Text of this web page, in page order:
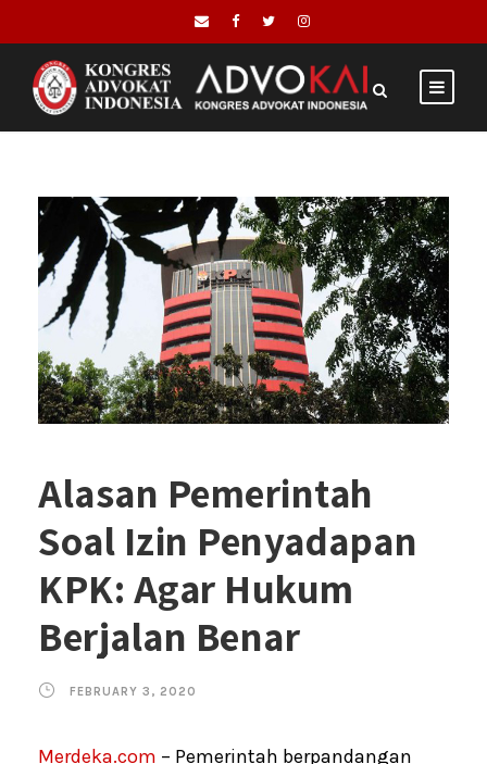
Alasan Pemerintah
Soal Izin Penyadapan
KPK: Agar Hukum
Berjalan Benar
FEBRUARY 3, 2020
Merdeka.com – Pemerintah berpandangan